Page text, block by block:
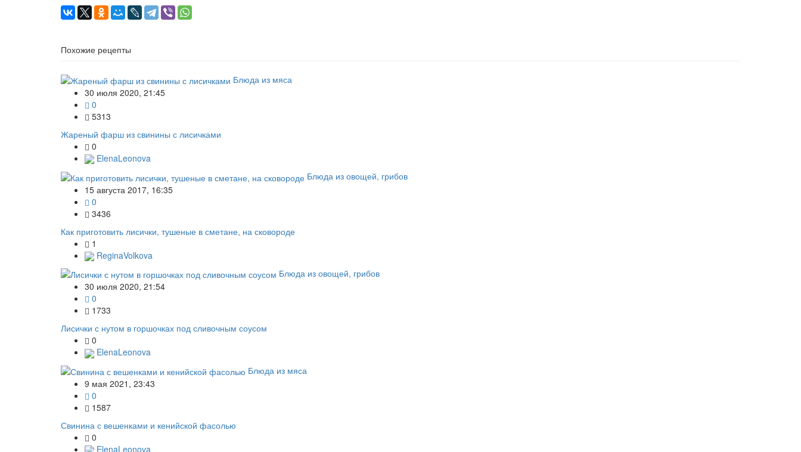
Похожие рецепты
Блюда из мяса
30 июля 2020, 21:45
0
5313
Жареный фарш из свинины с лисичками
0
ElenaLeonova
Блюда из овощей, грибов
15 августа 2017, 16:35
0
3436
Как приготовить лисички, тушеные в сметане, на сковороде
1
ReginaVolkova
Блюда из овощей, грибов
30 июля 2020, 21:54
0
1733
Лисички с нутом в горшочках под сливочным соусом
0
ElenaLeonova
Блюда из мяса
9 мая 2021, 23:43
0
1587
Свинина с вешенками и кенийской фасолью
0
ElenaLeonova